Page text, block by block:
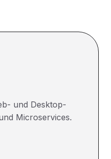
und Desktop-
Microservices.